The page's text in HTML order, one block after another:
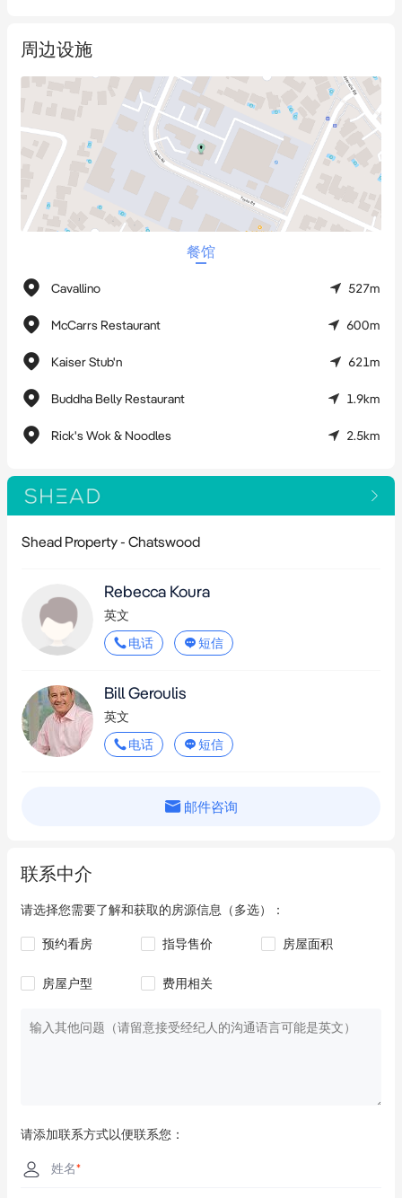
自用业主或希望在供应紧张的优质区域购置高资产的投资者的理
想之选。凭借其战略位置、多功能改造以及强劲的土地价值，19
Tepko Road 已为受益于悉尼北部海滩及更广泛都会区的持续增长
做好了充分准备。
毗邻的 Terrey Hills 17 Tepko Road 物业亦提供重大额外机会——一
处 1,560 平方米的转角地块正在出售。同时购入两处物业将形成
极具吸引力的规模化土地组合，为买家提供在此稀缺工业区内抢
如需了解更多关于任一物业的信息，请联系：
0408 675 386 | rebecca.koura@shead.com.au
0413 100 200 | bill@shead.com.au
免责声明：所有数据仅用于提供信息，虽已尽力确保其准确性，
但 Shead Property 不保证或担保信息的准确性、完整性或时效
性。
周边设施
餐馆
Cavallino 527m
McCarrs Restaurant 600m
Kaiser Stub'n 621m
Buddha Belly Restaurant 1.9km
Rick's Wok & Noodles 2.5km
Shead Property - Chatswood
Rebecca Koura
英文
电话
短信
Bill Geroulis
英文
电话
短信
邮件咨询
联系中介
请选择您需要了解和获取的房源信息（多选）：
预约看房 指导售价 房屋面积
房屋户型 费用相关
请添加联系方式以便联系您：
姓名*